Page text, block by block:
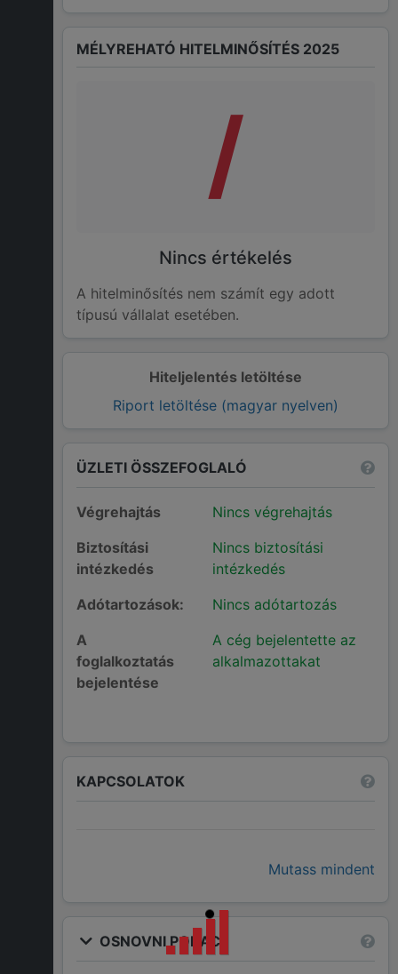
Hiteljelentés letöltése
Riport letöltése (magyar nyelven)
MÉLYREHATÓ HITELMINŐSÍTÉS 2025
/
Nincs értékelés
A hitelminősítés nem számít egy adott
típusú vállalat esetében.
ÜZLETI ÖSSZEFOGLALÓ
Végrehajtás
Nincs végrehajtás
Biztosítási
intézkedés
Nincs biztosítási
intézkedés
Adótartozások:
Nincs adótartozás
A
foglalkoztatás
bejelentése
A cég bejelentette az
alkalmazottakat
KAPCSOLATOK
Mutass mindent
OSNOVNI PODACI